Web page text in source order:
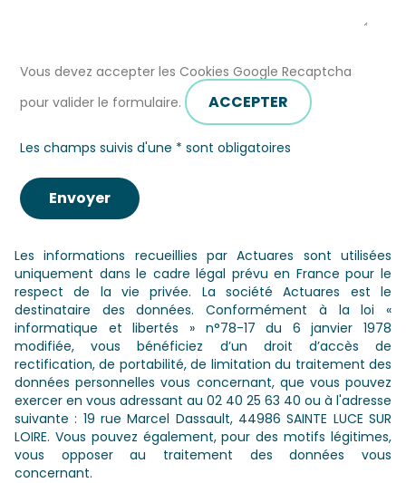
Vous devez accepter les Cookies Google Recaptcha
pour valider le formulaire.
ACCEPTER
Les champs suivis d'une * sont obligatoires
Les informations recueillies par Actuares sont utilisées
uniquement dans le cadre légal prévu en France pour le
respect de la vie privée. La société Actuares est le
destinataire des données. Conformément à la loi «
informatique et libertés » n°78-17 du 6 janvier 1978
modifiée, vous bénéficiez d’un droit d’accès de
rectification, de portabilité, de limitation du traitement des
données personnelles vous concernant, que vous pouvez
exercer en vous adressant au 02 40 25 63 40 ou à l'adresse
suivante : 19 rue Marcel Dassault, 44986 SAINTE LUCE SUR
LOIRE. Vous pouvez également, pour des motifs légitimes,
vous opposer au traitement des données vous
concernant.